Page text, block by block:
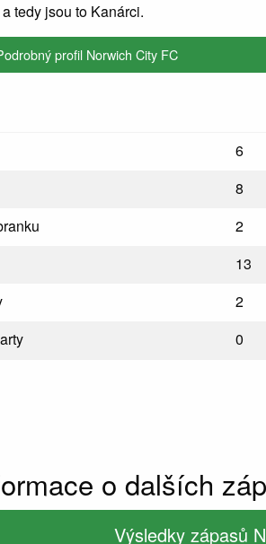
tedy jsou to Kanárci.
profil Norwich City FC
6
8
2
13
2
0
o dalších
Výsledky zápasů